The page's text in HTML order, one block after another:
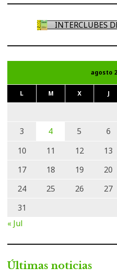
INTERCLUBES
agosto
L M X J
3
4 5 6
10
11 12 13
17
18 19 20
24
25 26 27
31
« Jul
Últimas noticias